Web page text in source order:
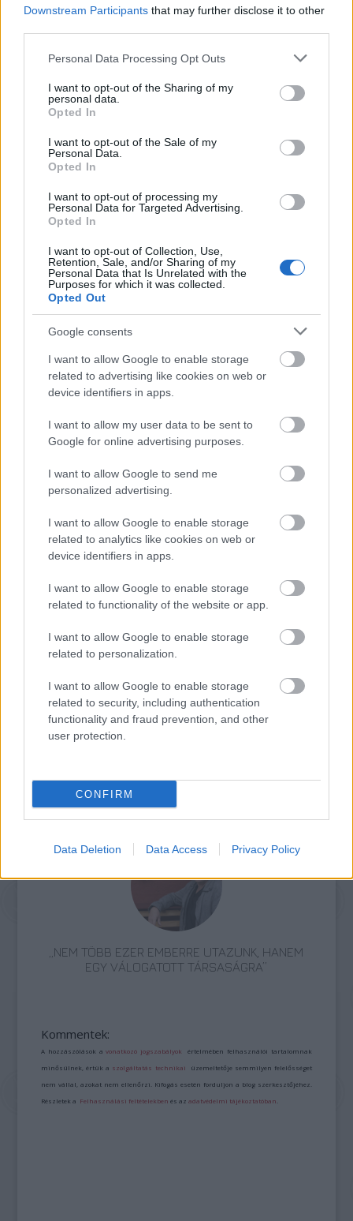
Downstream Participants that may further disclose it to other
Please note that this website/app uses one or more Google
not limited to your visit or usage behaviour. You may click to
grant or deny consent to Google and its third-party tags to
use your data for below specified purposes in below Google
consent section.
Personal Data Processing Opt Outs
I want to opt-out of the Sharing of my
personal data.
Opted In
I want to opt-out of the Sale of my
Personal Data.
Opted In
I want to opt-out of processing my
Personal Data for Targeted Advertising.
Opted In
I want to opt-out of Collection, Use,
Retention, Sale, and/or Sharing of my
Personal Data that Is Unrelated with the
Purposes for which it was collected.
Opted Out
Google consents
I want to allow Google to enable storage
related to advertising like cookies on web or
device identifiers in apps.
I want to allow my user data to be sent to
Google for online advertising purposes.
I want to allow Google to send me
personalized advertising.
I want to allow Google to enable storage
related to analytics like cookies on web or
device identifiers in apps.
I want to allow Google to enable storage
related to functionality of the website or app.
I want to allow Google to enable storage
related to personalization.
I want to allow Google to enable storage
related to security, including authentication
functionality and fraud prevention, and other
user protection.
CONFIRM
Data Deletion Data Access Privacy Policy
fűcsomót, fa tövét.
gyerekkoromban, és mivel meg kellett
kérdésemre nemhogy válaszolni tudna,
hanem akár csak tudná is magától, amúgy is,
gyermek maradtam; sötét és félelmetes útra
kerülve, de talán nem gonosz az. Sokáig
kérdésemet, amelyet egy virágzó
cseresznyefa alatt vallottam meg valakinek,
részben inkább a fához kellett volna
intéznem; és akkor talán már késő volt.
Mégis, egyszer aztán, évtizedekkel később,
egy magashegységben, gránitsziklák és
hideg források között sokáig nézegettem
egy icipici fehér virágot, kissé áttetszőn
sárgásrózsaszín szirmait, és megsejtettem
ott valamit abból, ami az ősidőkben történt
felfoghatatlan egységű képzet, elbeszélnem
sohasem sikerült senkinek, még
jöttek elő mindazok a történetek, amelyeket
e megtört szív mégis be tudott még fogadni,
Albrecht Altdorfernak, a nagy festőnek, és
apjának, a szerencsétlen sorsú Ulrik úrnak a
történetei."
Karátson Gábor: A gyermek Altdorfer
„NEM TÖBB EZER EMBERRE UTAZUNK, HANEM
EGY VÁLOGATOTT TÁRSASÁGRA”
Kommentek:
A hozzászólások avonatkozó jogszabályok értelmében felhasználói tartalomnak
minősülnek, értük a szolgáltatás technikai üzemeltetője semmilyen felelősséget
nem vállal, azokat nem ellenőrzi. Kifogás esetén forduljon a blog szerkesztőjéhez.
Részletek a Felhasználási feltételekben és azadatvédelmi tájékoztatóban